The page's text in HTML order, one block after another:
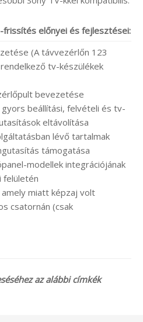
előnyei és fejlesztései:
(A távvezérlőn 123
tv-készülékek
bevezetése
beállítási, felvételi és tv-
eltávolítása
lévő tartalmak
támogatása
modellek integrációjának
felületén
miatt képzaj volt
csatornán (csak
az alábbi címkék